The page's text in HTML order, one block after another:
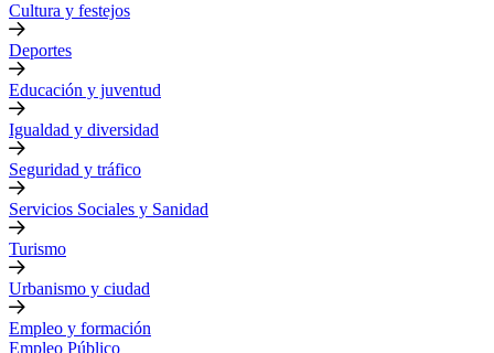
Cultura y festejos
Deportes
Educación y juventud
Igualdad y diversidad
Seguridad y tráfico
Servicios Sociales y Sanidad
Turismo
Urbanismo y ciudad
Empleo y formación
Empleo Público